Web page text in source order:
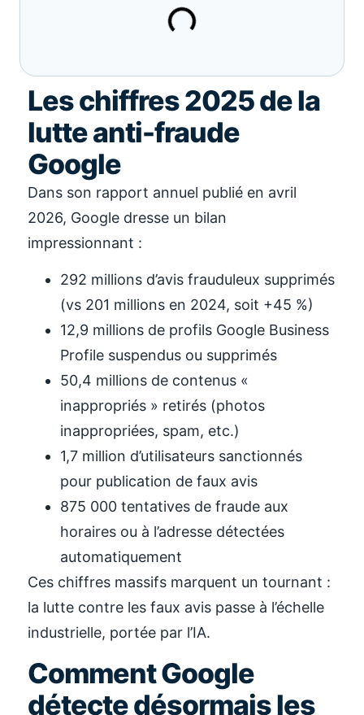
Les chiffres 2025 de la
lutte anti-fraude
Google
Dans son rapport annuel publié en avril
2026, Google dresse un bilan
impressionnant :
292 millions d’avis frauduleux supprimés
(vs 201 millions en 2024, soit +45 %)
12,9 millions de profils Google Business
Profile suspendus ou supprimés
50,4 millions de contenus «
inappropriés » retirés (photos
inappropriées, spam, etc.)
1,7 million d’utilisateurs sanctionnés
pour publication de faux avis
875 000 tentatives de fraude aux
horaires ou à l’adresse détectées
automatiquement
Ces chiffres massifs marquent un tournant :
la lutte contre les faux avis passe à l’échelle
industrielle, portée par l’IA.
Comment Google
détecte désormais les